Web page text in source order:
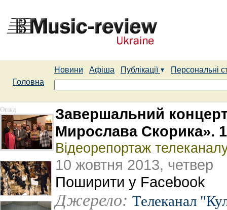
Новини Афіша Публікації
Персональні
Головна
Огляд
Завершальний
Мирослава Скорика».
Відеорепортаж
10 жовтня 2013, четвер
Поширити у Facebook
Джерело: Телеканал